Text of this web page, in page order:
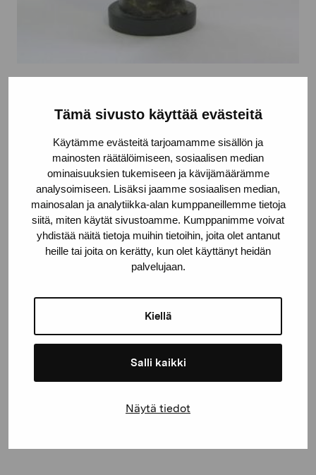
Tämä sivusto käyttää evästeitä
Käytämme evästeitä tarjoamamme sisällön ja
mainosten räätälöimiseen, sosiaalisen median
ominaisuuksien tukemiseen ja kävijämäärämme
analysoimiseen. Lisäksi jaamme sosiaalisen median,
mainosalan ja analytiikka-alan kumppaneillemme tietoja
siitä, miten käytät sivustoamme. Kumppanimme voivat
yhdistää näitä tietoja muihin tietoihin, joita olet antanut
heille tai joita on kerätty, kun olet käyttänyt heidän
palvelujaan.
Kiellä
Salli kaikki
Näytä tiedot